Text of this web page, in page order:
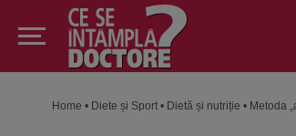
Home • Diete și Sport • Dietă și nutriție • Metoda